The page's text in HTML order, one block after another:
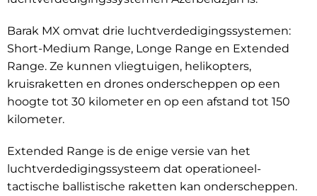
Barak MX omvat drie luchtverdedigingssystemen:
Short-Medium Range, Longe Range en Extended
Range. Ze kunnen vliegtuigen, helikopters,
kruisraketten en drones onderscheppen op een
hoogte tot 30 kilometer en op een afstand tot 150
kilometer.
Extended Range is de enige versie van het
luchtverdedigingssysteem dat operationeel-
tactische ballistische raketten kan onderscheppen.